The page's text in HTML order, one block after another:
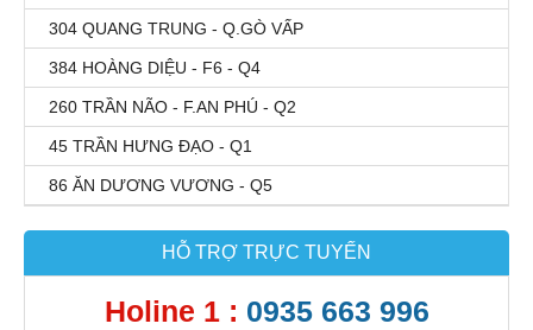
304 QUANG TRUNG - Q.GÒ VẤP
384 HOÀNG DIỆU - F6 - Q4
260 TRẦN NÃO - F.AN PHÚ - Q2
45 TRẦN HƯNG ĐẠO - Q1
86 ĂN DƯƠNG VƯƠNG - Q5
HỖ TRỢ TRỰC TUYẾN
Holine 1 : 0935 663 996